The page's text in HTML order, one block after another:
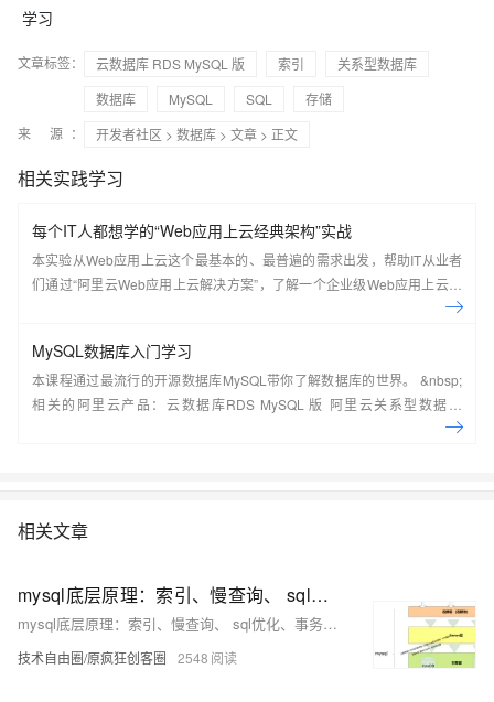
学习
文章标签： 云数据库 RDS MySQL 版 索引
关系型数据库
数据库
MySQL SQL
存储
来 源：
开发者社区 > 数据库 > 文章 > 正文
相关实践学习
每个IT人都想学的“Web应用上云经典架构”实战
本实验从Web应用上云这个最基本的、最普遍的需求出发，帮助IT从业者
们通过“阿里云Web应用上云解决方案”，了解一个企业级Web应用上云的
MySQL数据库入门学习
本课程通过最流行的开源数据库MySQL带你了解数据库的世界。 &nbsp;
相关的阿里云产品：云数据库RDS MySQL 版 阿里云关系型数据库
RDS（Relational Database Service）是一种稳定可靠、可弹性伸缩的在
相关文章
mysql底层原理：索引、慢查询、 sql优化、事务、隔离级别、MVCC、redolog、undolog（图解+秒懂+史上最全）
mysql底层原理：索引、慢查询、 sql优化、事务、隔离级别、MVCC、redolog、undolog（图解+秒懂+史上最全）
技术自由圈/原疯狂创客圈 2548